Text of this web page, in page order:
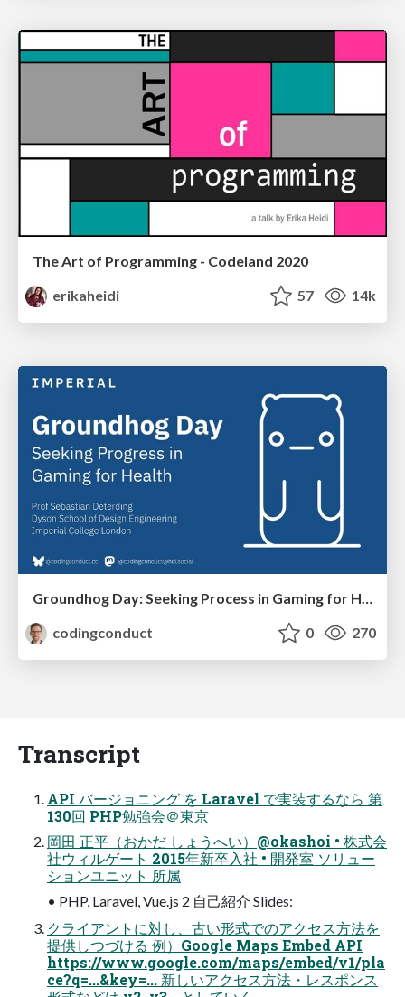
The Art of Programming - Codeland 2020
erikaheidi
57 14k
codingconduct
0 270
Transcript
API バージョニング を Laravel で実装するなら 第
130回 PHP勉強会＠東京
岡田 正平（おかだ しょうへい）@okashoi • 株式会
社ウィルゲート 2015年新卒入社 • 開発室 ソリュー
ションユニット 所属
• PHP, Laravel, Vue.js 2 自己紹介 Slides:
クライアントに対し、古い形式でのアクセス方法を
提供しつづける 例）Google Maps Embed API
https://www.google.com/maps/embed/v1/pla
ce?q=...&key=... 新しいアクセス方法・レスポンス